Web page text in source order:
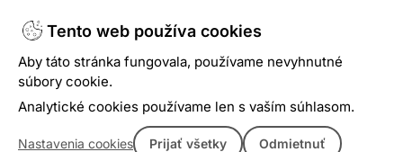
Tento web používa cookies
Aby táto stránka fungovala, používame nevyhnutné
súbory cookie.
Analytické cookies používame len s vaším súhlasom.
Nastavenia cookies Prijať všetky Odmietnuť